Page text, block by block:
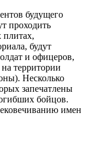
будущего
проходить
плитах,
будут
и офицеров,
территории
Несколько
запечатлены
бойцов.
имен